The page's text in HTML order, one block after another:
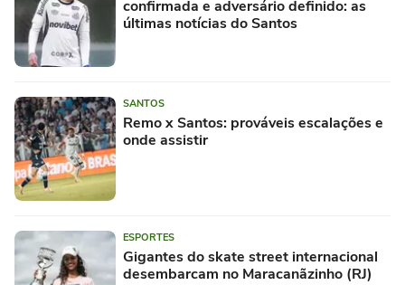
confirmada e adversário definido: as
últimas notícias do Santos
SANTOS
Remo x Santos: prováveis escalações e
onde assistir
ESPORTES
Gigantes do skate street internacional
desembarcam no Maracanãzinho (RJ)